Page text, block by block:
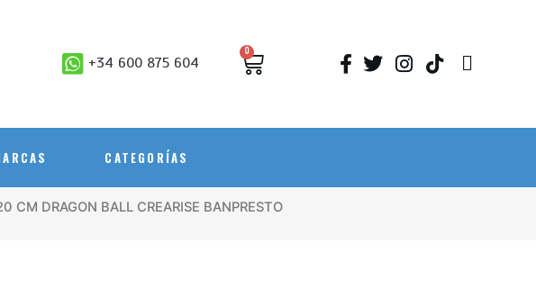
+34 600 875 604
0
CATEGORÍAS
CM DRAGON BALL CREARISE BANPRESTO